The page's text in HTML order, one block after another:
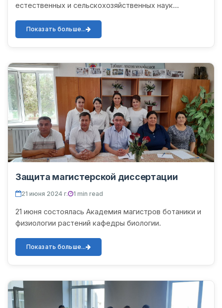
естественных и сельскохозяйственных наук
Магистранты представили презент...
Показать больше...
Защита магистерской диссертации
21 июня 2024 г. 1 min read
21 июня состоялась Академия магистров ботаники и
физиологии растений кафедры биологии.
Показать больше...